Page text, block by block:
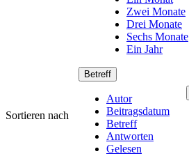
Zwei Monate
Drei Monate
Sechs Monate
Ein Jahr
Sortieren nach
Betreff
Autor
Beitragsdatum
Betreff
Antworten
Gelesen